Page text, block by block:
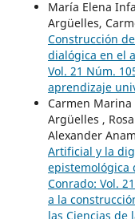
María Elena
Argüelles,
Construcción
dialógica en el
Vol. 21 Núm.
aprendizaje
Carmen Marina
Argüelles ,
Alexander
Artificial y la
epistemológica
Conrado: Vol.
a la
las Ciencias de